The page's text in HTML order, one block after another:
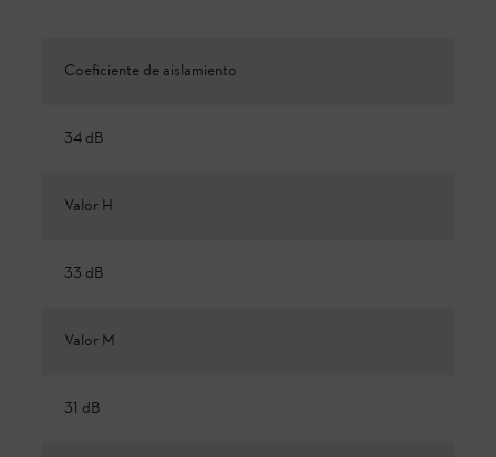
Coeficiente de aislamiento
34 dB
Valor H
33 dB
Valor M
31 dB